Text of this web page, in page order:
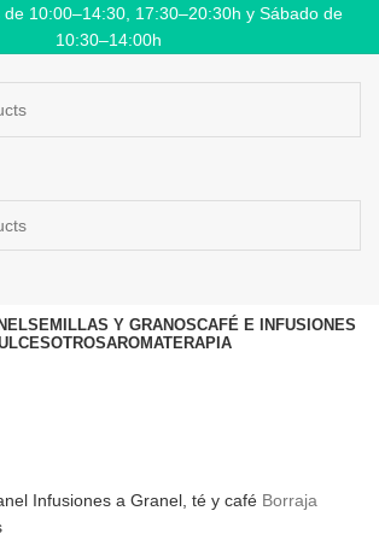
de 10:00–14:30, 17:30–20:30h y Sábado de
10:30–14:00h
SEMILLAS Y GRANOSCAFÉ E INFUSIONES
OTROSAROMATERAPIA
Infusiones a Granel, té y café Borraja